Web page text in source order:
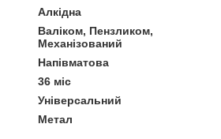
Алкідна
Валіком, Пензликом,
Механізований
Напівматова
36 міс
Універсальний
Метал